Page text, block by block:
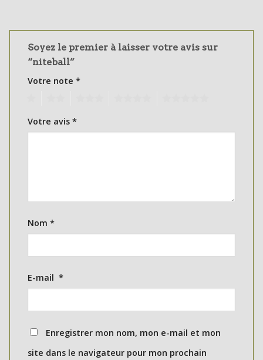
Soyez le premier à laisser votre avis sur
“niteball”
Votre note *
Votre avis *
Nom *
E-mail *
Enregistrer mon nom, mon e-mail et mon
site dans le navigateur pour mon prochain